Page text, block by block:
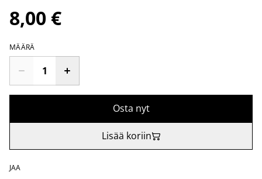
8,00 €
MÄÄRÄ
Osta nyt
Lisää koriin
JAA